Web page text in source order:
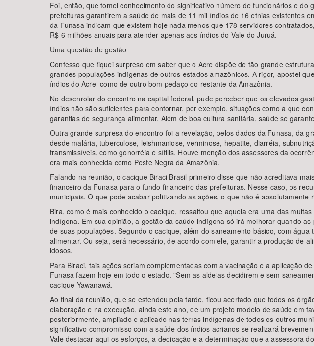
Foi, então, que tomei conhecimento do significativo número de funcionários e
prefeituras garantirem a saúde de mais de 11 mil índios de 16 etnias existentes
da Funasa indicam que existem hoje nada menos que 178 servidores
R$ 6 milhões anuais para atender apenas aos índios do Vale do Juruá.
Uma questão de gestão
Confesso que fiquei surpreso em saber que o Acre dispõe de tão grande
grandes populações indígenas de outros estados amazônicos. A rigor, apostei
índios do Acre, como de outro bom pedaço do restante da Amazônia.
No desenrolar do encontro na capital federal, pude perceber que os elevados
índios não são suficientes para contornar, por exemplo, situações como a que
garantias de segurança alimentar. Além de boa cultura sanitária, saúde se
Outra grande surpresa do encontro foi a revelação, pelos dados da Funasa, da
desde malária, tuberculose, leishmaniose, verminose, hepatite, diarréia,
transmissíveis, como gonorréia e sífilis. Houve menção dos assessores da
era mais conhecida como Peste Negra da Amazônia.
Falando na reunião, o cacique Biraci Brasil primeiro disse que não acreditava
financeiro da Funasa para o fundo financeiro das prefeituras. Nesse caso, os
municipais. O que pode acabar politizando as ações, o que não é
Bira, como é mais conhecido o cacique, ressaltou que aquela era uma das
indígena. Em sua opinião, a gestão da saúde indígena só irá melhorar quando
de suas populações. Segundo o cacique, além do saneamento básico, com
alimentar. Ou seja, será necessário, de acordo com ele, garantir a produção de
idosos.
Para Biraci, tais ações seriam complementadas com a vacinação e a aplicação
Funasa fazem hoje em todo o estado. "Sem as aldeias decidirem e sem
cacique Yawanawá.
Ao final da reunião, que se estendeu pela tarde, ficou acertado que todos os
elaboração e na execução, ainda este ano, de um projeto modelo de saúde em
posteriormente, ampliado e aplicado nas terras indígenas de todos os outros
significativo compromisso com a saúde dos índios acrianos se realizará
Vale destacar aqui os esforços, a dedicação e a determinação que a assessora